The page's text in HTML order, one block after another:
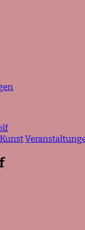
Kunst